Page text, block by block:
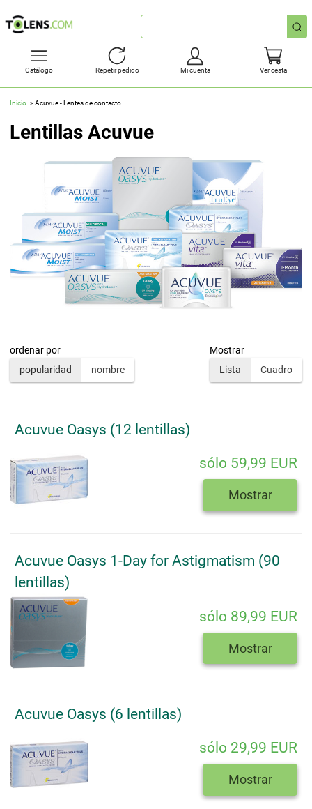
Búsqueda
rápida
Catálogo Repetir pedido Mi cuenta Ver cesta
Inicio Acuvue - Lentes de contacto
Lentillas Acuvue
ordenar por
popularidad
nombre
Mostrar
Lista
Cuadro
Acuvue Oasys (12 lentillas)
sólo 59,99 EUR
Mostrar
Acuvue Oasys 1-Day for Astigmatism (90
lentillas)
sólo 89,99 EUR
Mostrar
Acuvue Oasys (6 lentillas)
sólo 29,99 EUR
Mostrar